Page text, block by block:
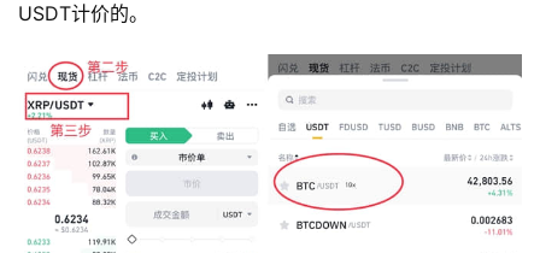
圈
见
问
题
USDT计价的。